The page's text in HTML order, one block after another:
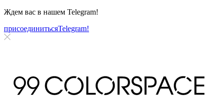
Ждем вас в нашем Telegram!
присоединитьсяTelegram!